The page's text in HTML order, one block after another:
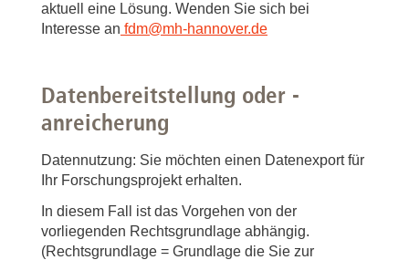
aktuell eine Lösung. Wenden Sie sich bei
Interesse an fdm@mh-hannover.de
Datenbereitstellung oder -
anreicherung
Datennutzung: Sie möchten einen Datenexport für
Ihr Forschungsprojekt erhalten.
In diesem Fall ist das Vorgehen von der
vorliegenden Rechtsgrundlage abhängig.
(Rechtsgrundlage = Grundlage die Sie zur